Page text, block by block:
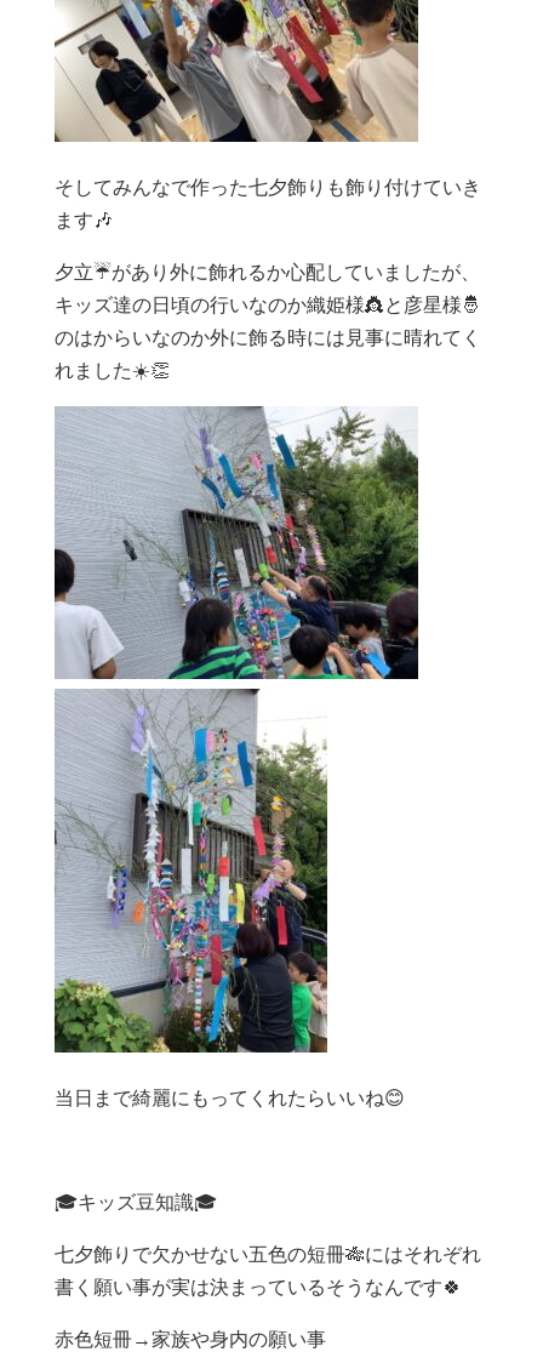
そしてみんなで作った七夕飾りも飾り付けていき
ます🎶
夕立☔️があり外に飾れるか心配していましたが、
キッズ達の日頃の行いなのか織姫様👸と彦星様🤴
のはからいなのか外に飾る時には見事に晴れてく
れました☀️👏
当日まで綺麗にもってくれたらいいね😊
🎓キッズ豆知識🎓
七夕飾りで欠かせない五色の短冊🎋にはそれぞれ
書く願い事が実は決まっているそうなんです🍀
赤色短冊→家族や身内の願い事